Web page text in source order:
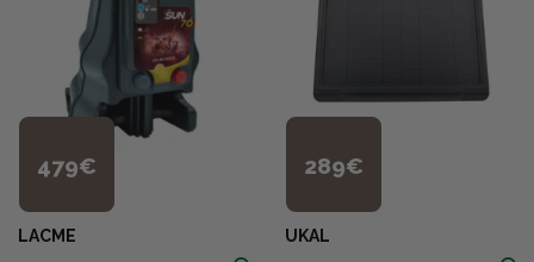
479€
LACME
289€
UKAL